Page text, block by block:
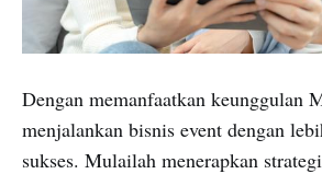
Dengan memanfaatkan keunggulan
menjalankan bisnis event dengan
sukses. Mulailah menerapkan